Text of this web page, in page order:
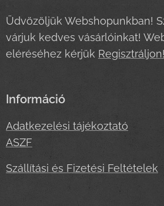
Üdvözöljük Webshopunkban!
várjuk kedves vásárlóinkat!
eléréséhez kérjük Regisztráljon!
Információ
Adatkezelési tájékoztató
ASZF
Szállítási és Fizetési Feltételek